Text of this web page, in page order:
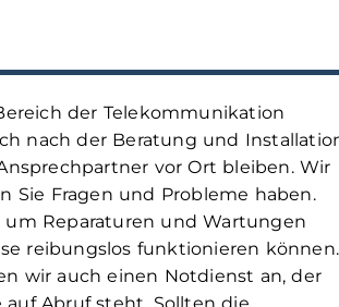
der Telekommunikation
nach der Beratung und
vor Ort bleiben. Wir
Sie Fragen und Probleme haben.
Reparaturen und Wartungen
reibungslos funktionieren können.
wir auch einen Notdienst an, der